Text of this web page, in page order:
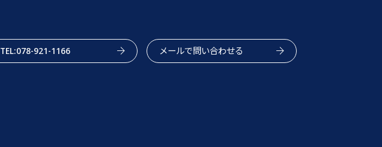
TEL:078-921-1166 メールで問い合わせる